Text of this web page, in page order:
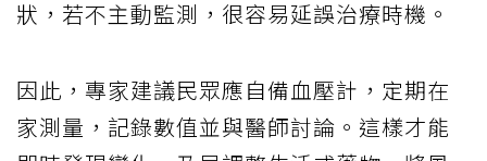
狀，若不主動監測，很容易延誤治療時機。
因此，專家建議民眾應自備血壓計，定期在
家測量，記錄數值並與醫師討論。這樣才能